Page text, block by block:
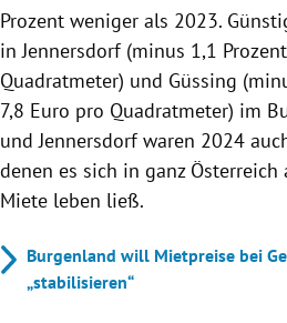
Prozent weniger als 2023.
in Jennersdorf (minus 1,1
Quadratmeter) und Güssing
7,8 Euro pro Quadratmeter) im
und Jennersdorf waren 2024
denen es sich in ganz
Miete leben ließ.
Burgenland will Mietpreise bei
„stabilisieren“